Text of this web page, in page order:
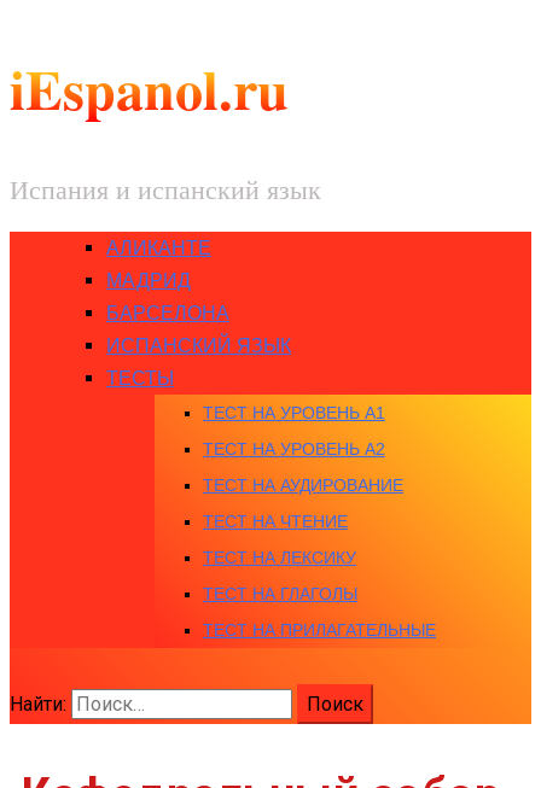
iEspanol.ru
Испания и испанский язык
АЛИКАНТЕ
МАДРИД
БАРСЕЛОНА
ИСПАНСКИЙ ЯЗЫК
ТЕСТЫ
ТЕСТ НА УРОВЕНЬ A1
ТЕСТ НА УРОВЕНЬ A2
ТЕСТ НА АУДИРОВАНИЕ
ТЕСТ НА ЧТЕНИЕ
ТЕСТ НА ЛЕКСИКУ
ТЕСТ НА ГЛАГОЛЫ
ТЕСТ НА ПРИЛАГАТЕЛЬНЫЕ
Найти: